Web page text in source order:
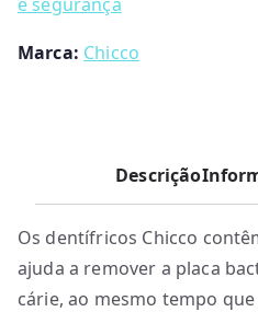
Marca: Chicco
Descrição
Os dentífricos Chicco
ajuda a remover a placa
cárie, ao mesmo tempo